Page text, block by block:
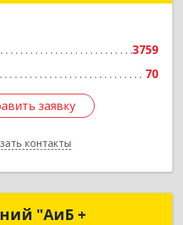
3759
70
заявку
контакты
заявку
Назад
"АиБ +
компаний "АиБ +